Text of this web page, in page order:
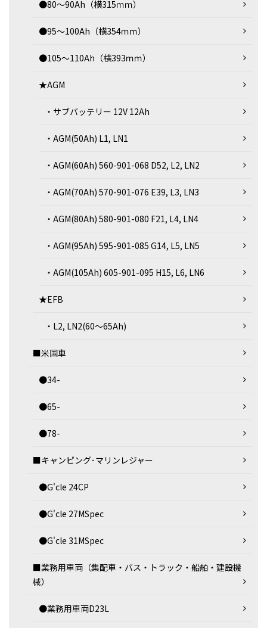
●80～90Ah（横315ｍｍ）
●95～100Ah（横354ｍｍ）
●105～110Ah（横393ｍｍ）
★AGM
・サブバッテリー 12V 12Ah
・AGM(50Ah) L1, LN1
・AGM(60Ah) 560-901-068 D52, L2, LN2
・AGM(70Ah) 570-901-076 E39, L3, LN3
・AGM(80Ah) 580-901-080 F21, L4, LN4
・AGM(95Ah) 595-901-085 G14, L5, LN5
・AGM(105Ah) 605-901-095 H15, L6, LN6
★EFB
・L2, LN2(60～65Ah)
■米国車
●34-
●65-
●78-
■キャンピング･マリンレジャー
●G'cle 24CP
●G'cle 27MSpec
●G'cle 31MSpec
■業務用車両（集配車・バス・トラック・船舶・建設機
械）
●業務用車両D23L